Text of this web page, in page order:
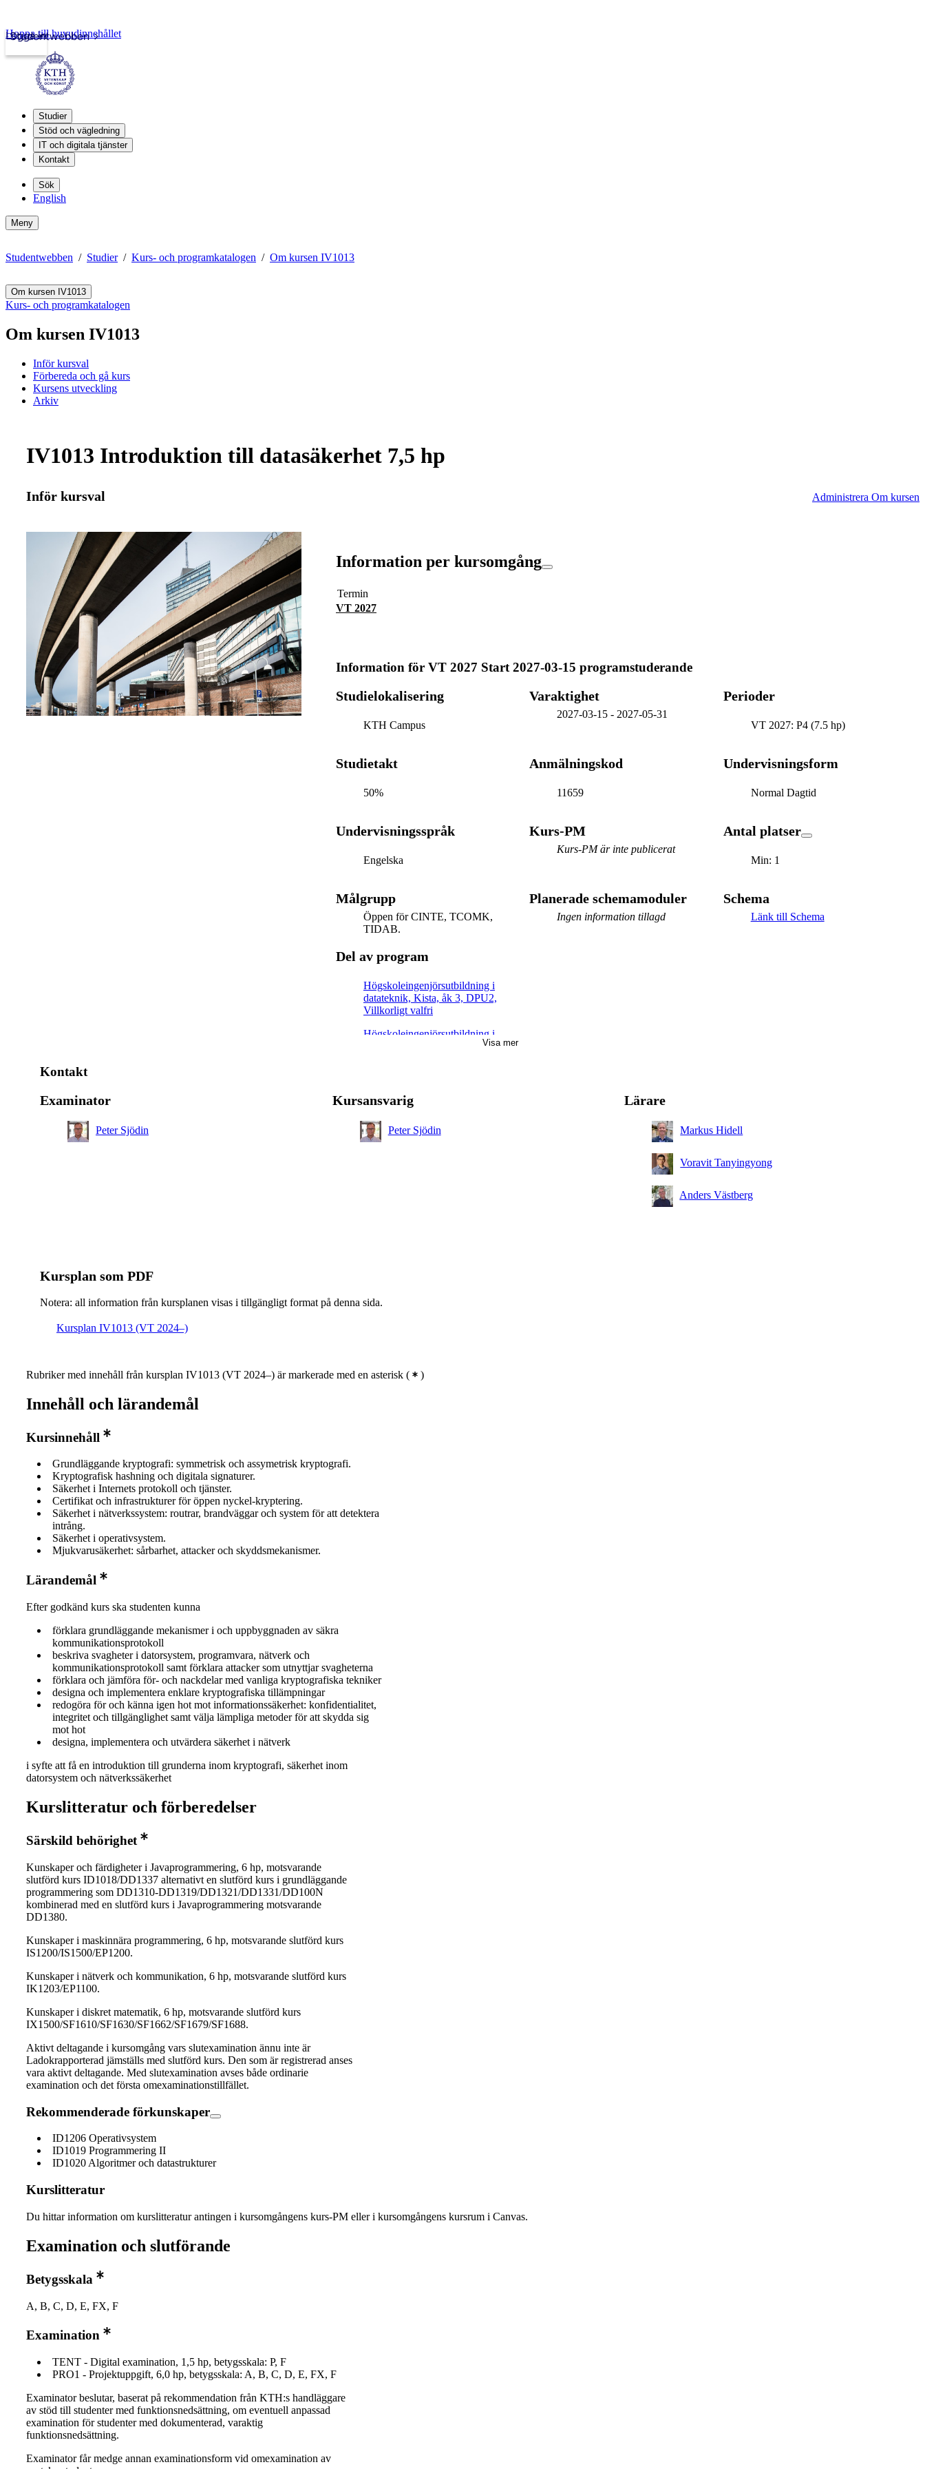
Studentwebben
Logga in
Hoppa till huvudinnehållet
Studier
Stöd och vägledning
IT och digitala tjänster
Kontakt
Sök
English
Meny
Studentwebben Studier Kurs- och programkatalogen Om kursen IV1013
Om kursen IV1013
Kurs- och programkatalogen
Om kursen IV1013
Inför kursval
Förbereda och gå kurs
Kursens utveckling
Arkiv
IV1013 Introduktion till datasäkerhet 7,5 hp
Inför kursval Administrera Om kursen
Information per kursomgång
Termin
VT 2027
Information för VT 2027 Start 2027-03-15 programstuderande
Studielokalisering
KTH Campus
Varaktighet
2027-03-15 - 2027-05-31
Perioder
VT 2027: P4 (7.5 hp)
Studietakt
50%
Anmälningskod
11659
Undervisningsform
Normal Dagtid
Undervisningsspråk
Engelska
Kurs-PM
Kurs-PM är inte publicerat
Antal platser
Min: 1
Målgrupp
Öppen för CINTE, TCOMK,
TIDAB.
Planerade schemamoduler
Ingen information tillagd
Schema
Länk till Schema
Del av program
Högskoleingenjörsutbildning i
datateknik, Kista, åk 3, DPU2,
Villkorligt valfri
Högskoleingenjörsutbildning i
datateknik, Kista, åk 3, SAIN,
informationsteknik, åk 3,
Obligatorisk
Högskoleingenjörsutbildning i
datateknik, åk 2, Rekommenderad
Visa mer
Kontakt
Examinator
Peter Sjödin
Kursansvarig
Peter Sjödin
Lärare
Markus Hidell
Voravit Tanyingyong
Anders Västberg
Kursplan som PDF
Notera: all information från kursplanen visas i tillgängligt format på denna sida.
Kursplan IV1013 (VT 2024–)
Rubriker med innehåll från kursplan IV1013 (VT 2024–) är markerade med en asterisk ( )
Innehåll och lärandemål
Kursinnehåll
Grundläggande kryptografi: symmetrisk och assymetrisk kryptografi.
Kryptografisk hashning och digitala signaturer.
Säkerhet i Internets protokoll och tjänster.
Certifikat och infrastrukturer för öppen nyckel-kryptering.
Säkerhet i nätverkssystem: routrar, brandväggar och system för att detektera
intrång.
Säkerhet i operativsystem.
Mjukvarusäkerhet: sårbarhet, attacker och skyddsmekanismer.
Lärandemål
Efter godkänd kurs ska studenten kunna
förklara grundläggande mekanismer i och uppbyggnaden av säkra
kommunikationsprotokoll
beskriva svagheter i datorsystem, programvara, nätverk och
kommunikationsprotokoll samt förklara attacker som utnyttjar svagheterna
förklara och jämföra för- och nackdelar med vanliga kryptografiska tekniker
designa och implementera enklare kryptografiska tillämpningar
redogöra för och känna igen hot mot informationssäkerhet: konfidentialitet,
integritet och tillgänglighet samt välja lämpliga metoder för att skydda sig
mot hot
designa, implementera och utvärdera säkerhet i nätverk
i syfte att få en introduktion till grunderna inom kryptografi, säkerhet inom
datorsystem och nätverkssäkerhet
Kurslitteratur och förberedelser
Särskild behörighet
Kunskaper och färdigheter i Javaprogrammering, 6 hp, motsvarande
slutförd kurs ID1018/DD1337 alternativt en slutförd kurs i grundläggande
programmering som DD1310-DD1319/DD1321/DD1331/DD100N
kombinerad med en slutförd kurs i Javaprogrammering motsvarande
DD1380.
Kunskaper i maskinnära programmering, 6 hp, motsvarande slutförd kurs
IS1200/IS1500/EP1200.
Kunskaper i nätverk och kommunikation, 6 hp, motsvarande slutförd kurs
IK1203/EP1100.
Kunskaper i diskret matematik, 6 hp, motsvarande slutförd kurs
IX1500/SF1610/SF1630/SF1662/SF1679/SF1688.
Aktivt deltagande i kursomgång vars slutexamination ännu inte är
Ladokrapporterad jämställs med slutförd kurs. Den som är registrerad anses
vara aktivt deltagande. Med slutexamination avses både ordinarie
examination och det första omexaminationstillfället.
Rekommenderade förkunskaper
ID1206 Operativsystem
ID1019 Programmering II
ID1020 Algoritmer och datastrukturer
Kurslitteratur
Du hittar information om kurslitteratur antingen i kursomgångens kurs-PM eller i kursomgångens kursrum i Canvas.
Examination och slutförande
Betygsskala
A, B, C, D, E, FX, F
Examination
TENT - Digital examination, 1,5 hp, betygsskala: P, F
PRO1 - Projektuppgift, 6,0 hp, betygsskala: A, B, C, D, E, FX, F
Examinator beslutar, baserat på rekommendation från KTH:s handläggare
av stöd till studenter med funktionsnedsättning, om eventuell anpassad
examination för studenter med dokumenterad, varaktig
funktionsnedsättning.
Examinator får medge annan examinationsform vid omexamination av